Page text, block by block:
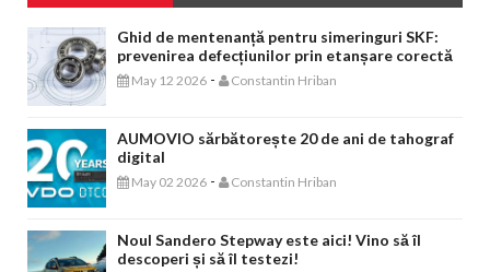
Ghid de mentenanță pentru simeringuri SKF:
prevenirea defecțiunilor prin etanșare corectă
May 12 2026 - Constantin Hriban
AUMOVIO sărbătorește 20 de ani de tahograf
digital
May 02 2026 - Constantin Hriban
Noul Sandero Stepway este aici! Vino să îl
descoperi și să îl testezi!